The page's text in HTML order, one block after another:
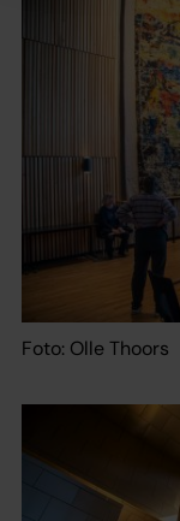
Foto: Olle Thoors